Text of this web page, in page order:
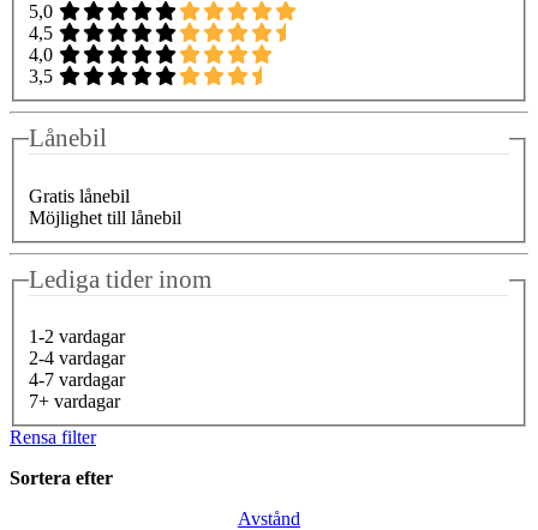
5,0
4,5
4,0
3,5
Lånebil
Gratis lånebil
Möjlighet till lånebil
Lediga tider inom
1-2 vardagar
2-4 vardagar
4-7 vardagar
7+ vardagar
Rensa filter
Sortera efter
Avstånd